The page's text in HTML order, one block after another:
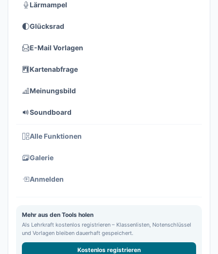
Lärmampel
Glücksrad
E-Mail Vorlagen
Kartenabfrage
Meinungsbild
Soundboard
Alle Funktionen
Galerie
Anmelden
Mehr aus den Tools holen
Als Lehrkraft kostenlos registrieren – Klassenlisten, Notenschlüssel
und Vorlagen bleiben dauerhaft gespeichert.
Kostenlos registrieren